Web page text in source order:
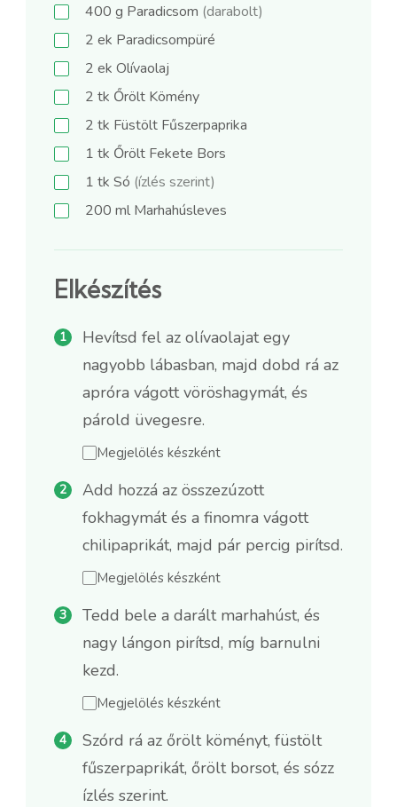
400 g Paradicsom (darabolt)
2 ek Paradicsompüré
2 ek Olívaolaj
2 tk Őrölt Kömény
2 tk Füstölt Fűszerpaprika
1 tk Őrölt Fekete Bors
1 tk Só (ízlés szerint)
200 ml Marhahúsleves
Elkészítés
Hevítsd fel az olívaolajat egy
nagyobb lábasban, majd dobd rá az
apróra vágott vöröshagymát, és
párold üvegesre.
Megjelölés készként
Add hozzá az összezúzott
fokhagymát és a finomra vágott
chilipaprikát, majd pár percig pirítsd.
Megjelölés készként
Tedd bele a darált marhahúst, és
nagy lángon pirítsd, míg barnulni
kezd.
Megjelölés készként
Szórd rá az őrölt köményt, füstölt
fűszerpaprikát, őrölt borsot, és sózz
ízlés szerint.